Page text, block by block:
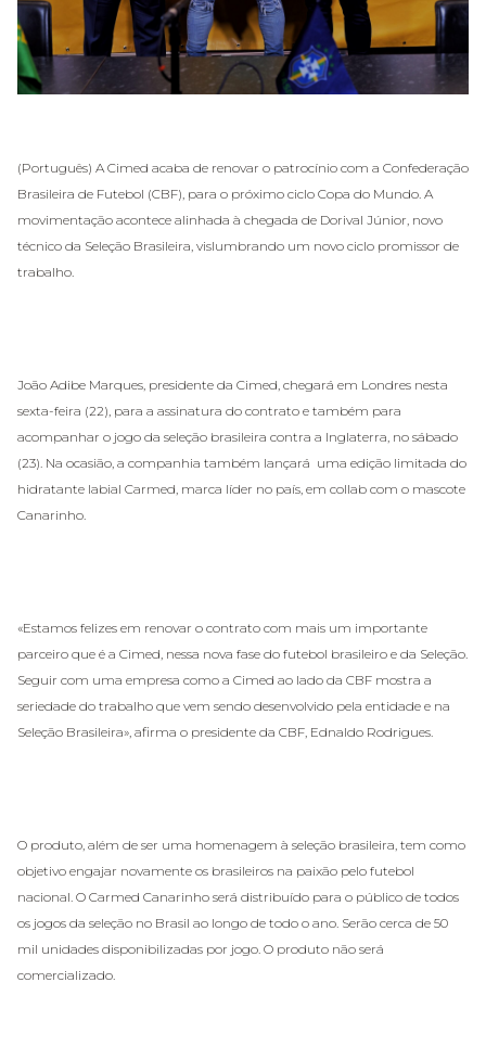
(Português) A Cimed acaba de renovar o patrocínio com a Confederação
Brasileira de Futebol (CBF), para o próximo ciclo Copa do Mundo. A
movimentação acontece alinhada à chegada de Dorival Júnior, novo
técnico da Seleção Brasileira, vislumbrando um novo ciclo promissor de
trabalho.
João Adibe Marques, presidente da Cimed, chegará em Londres nesta
sexta-feira (22), para a assinatura do contrato e também para
acompanhar o jogo da seleção brasileira contra a Inglaterra, no sábado
(23). Na ocasião, a companhia também lançará uma edição limitada do
hidratante labial Carmed, marca líder no país, em collab com o mascote
Canarinho.
«Estamos felizes em renovar o contrato com mais um importante
parceiro que é a Cimed, nessa nova fase do futebol brasileiro e da Seleção.
Seguir com uma empresa como a Cimed ao lado da CBF mostra a
seriedade do trabalho que vem sendo desenvolvido pela entidade e na
Seleção Brasileira», afirma o presidente da CBF, Ednaldo Rodrigues.
O produto, além de ser uma homenagem à seleção brasileira, tem como
objetivo engajar novamente os brasileiros na paixão pelo futebol
nacional. O Carmed Canarinho será distribuído para o público de todos
os jogos da seleção no Brasil ao longo de todo o ano. Serão cerca de 50
mil unidades disponibilizadas por jogo. O produto não será
comercializado.